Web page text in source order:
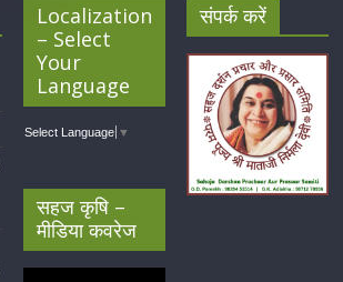
Localization
– Select
Your
Language
Select Language ▼
सहज कृषि –
मीडिया कवरेज
संपर्क करें